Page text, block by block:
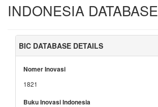
INDONESIA DATABASE
BIC DATABASE DETAILS
Nomer Inovasi
1821
Buku Inovasi Indonesia